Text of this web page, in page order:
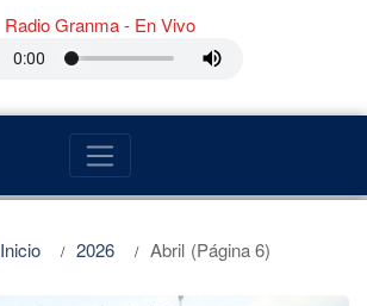
Radio Granma - En Vivo
Inicio 2026 Abril (Página 6)